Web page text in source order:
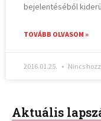
bejelentéséből
TOVÁBB OLVASOM »
2016.01.25. Nincs
Aktuális